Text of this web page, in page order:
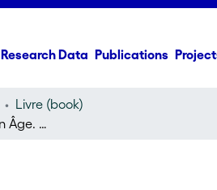
Research Data Publications
Livre (book)
Le trésor au Moyen Âge. Questions et perspectives de recherche